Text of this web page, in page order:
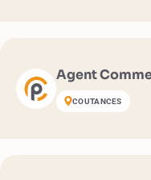
Agent
COUTANCES